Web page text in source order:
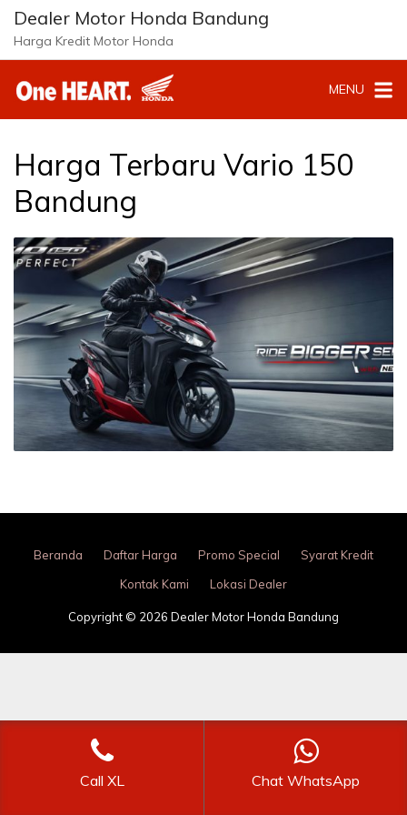
Langsung
konten
Dealer Motor Honda Bandung
Harga Kredit Motor Honda
MENU
Harga Terbaru Vario 150
Bandung
Beranda Daftar Harga Promo Special
Syarat Kredit
Kontak Kami
Lokasi Dealer
Copyright © 2026 Dealer Motor Honda Bandung
Call XL Chat WhatsApp